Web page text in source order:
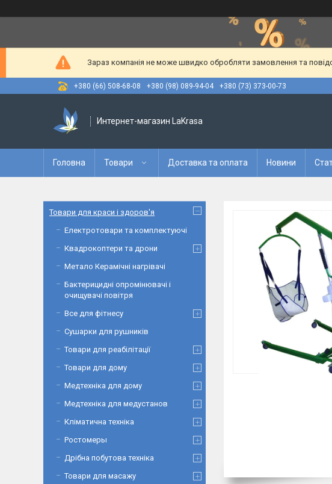
Зараз компанія не може швидко обробляти замовлення та
+380 (66) 508-68-08 +380 (98) 089-94-04 +380 (73) 373-00-73
Интернет-магазин LaKrasa
Головна Товари Доставка та оплата Новини
Товари для краси і здоров'я
Електротовари та комплектуючі
Квадрокоптери та дрони
Метало Керамічні нагрівачі
Бактерицидні опромінювачі і
очищувачі повітря
Все для фітнесу
Сушарки для рушників
Товари для реабілітації
Товари для дому
Медтехніка для дому
Медтехніка для медустанов
Кліматична техніка
Ростомеры
Дрібна побутова техніка
Товари для масажу